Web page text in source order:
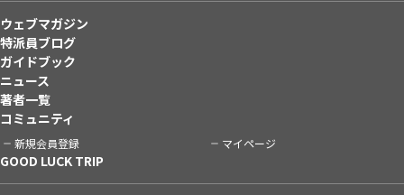
ウェブマガジン
特派員ブログ
ガイドブック
ニュース
著者一覧
コミュニティ
新規会員登録 マイページ
GOOD LUCK TRIP